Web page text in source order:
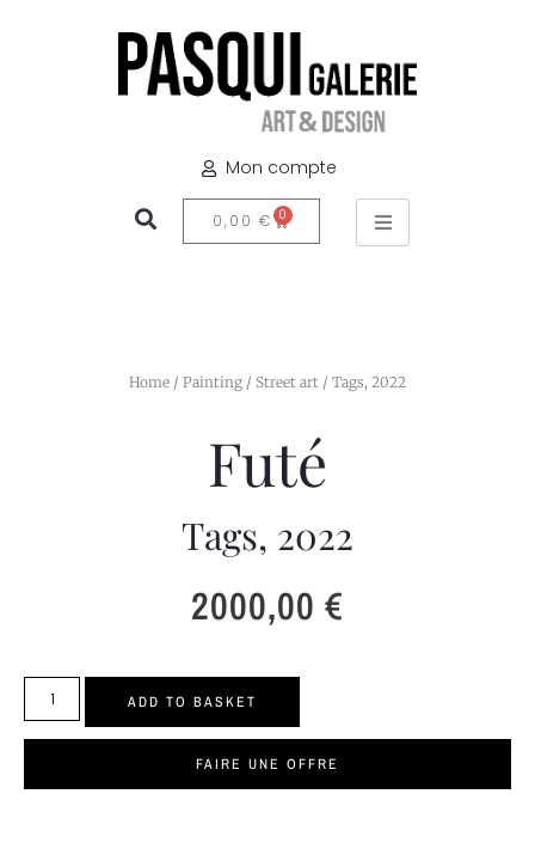
Mon compte
0,00 € 0
Home / Painting / Street art / Tags, 2022
Futé
Tags, 2022
2000,00€
ADD TO BASKET
FAIRE UNE OFFRE